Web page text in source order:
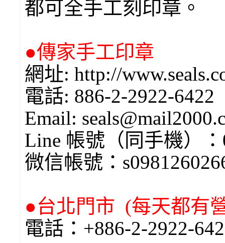
都可全手工刻印章。
●傳家手工印章
網址: http://
電話: 886-2-2922-6422
Email:
Line 帳號（同手機
微信帳號：
●台北門市 (每天都有
電話：+886-2-